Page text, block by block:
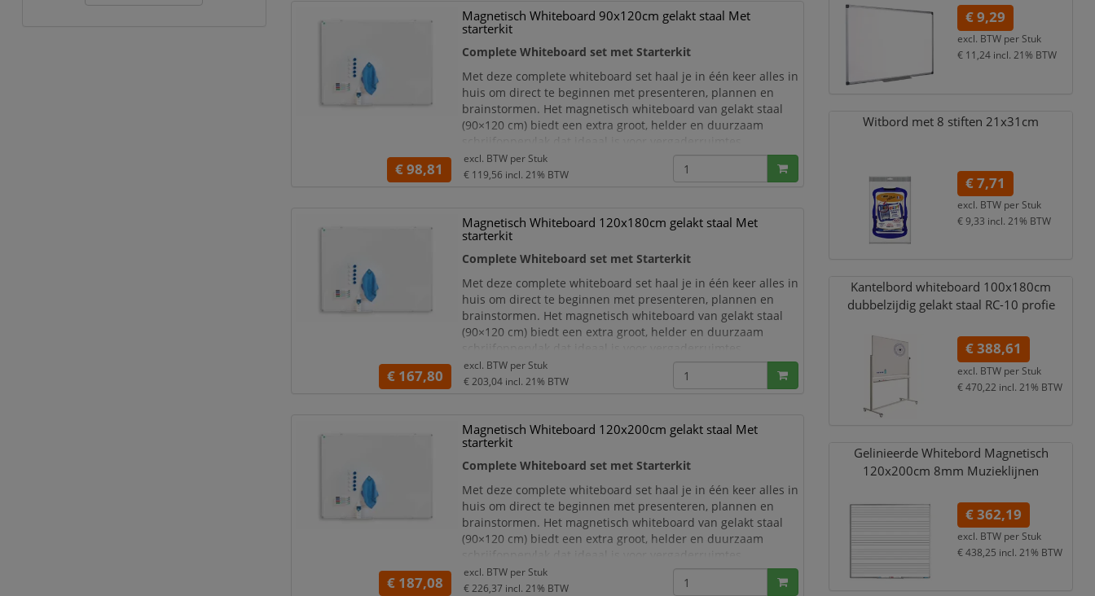
Magnetisch Whiteboard 90x120cm gelakt staal Met
starterkit
Complete Whiteboard set met Starterkit
Met deze complete whiteboard set haal je in één keer alles in
huis om direct te beginnen met presenteren, plannen en
brainstormen. Het magnetisch whiteboard van gelakt staal
(90×120 cm) biedt een extra groot, helder en duurzaam
schrijfoppervlak dat ideaal is voor vergaderruimtes,
klaslokalen, kantoren, thuiswerkplekken en trainingsruimtes.
Dankzij de meegeleverde Starterkit kun je meteen aan de
€ 98,81
excl. BTW per Stuk
€ 119,56 incl. 21% BTW
Magnetisch Whiteboard 120x180cm gelakt staal Met
starterkit
Complete Whiteboard set met Starterkit
Met deze complete whiteboard set haal je in één keer alles in
huis om direct te beginnen met presenteren, plannen en
brainstormen. Het magnetisch whiteboard van gelakt staal
(90×120 cm) biedt een extra groot, helder en duurzaam
schrijfoppervlak dat ideaal is voor vergaderruimtes,
klaslokalen, kantoren, thuiswerkplekken en trainingsruimtes.
Dankzij de meegeleverde Starterkit kun je meteen aan de
€ 167,80
excl. BTW per Stuk
€ 203,04 incl. 21% BTW
Magnetisch Whiteboard 120x200cm gelakt staal Met
starterkit
Complete Whiteboard set met Starterkit
Met deze complete whiteboard set haal je in één keer alles in
huis om direct te beginnen met presenteren, plannen en
brainstormen. Het magnetisch whiteboard van gelakt staal
(90×120 cm) biedt een extra groot, helder en duurzaam
schrijfoppervlak dat ideaal is voor vergaderruimtes,
klaslokalen, kantoren, thuiswerkplekken en trainingsruimtes.
Dankzij de meegeleverde Starterkit kun je meteen aan de
€ 187,08
excl. BTW per Stuk
€ 226,37 incl. 21% BTW
€ 9,29
excl. BTW per Stuk
€ 11,24 incl. 21% BTW
Witbord met 8 stiften 21x31cm
€ 7,71
excl. BTW per Stuk
€ 9,33 incl. 21% BTW
Kantelbord whiteboard 100x180cm
dubbelzijdig gelakt staal RC-10 profie
€ 388,61
excl. BTW per Stuk
€ 470,22 incl. 21% BTW
Gelinieerde Whitebord Magnetisch
120x200cm 8mm Muzieklijnen
€ 362,19
excl. BTW per Stuk
€ 438,25 incl. 21% BTW